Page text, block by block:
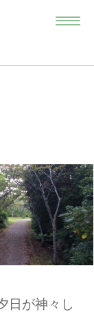
日が神々し